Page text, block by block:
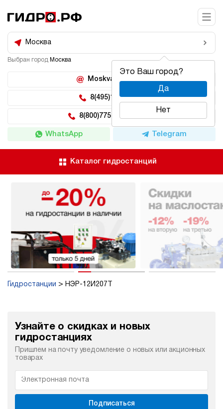
Москва
Это Ваш город?
Да
Нет
Выбран город Москва
Moskva@hidro.ru
8(495)150-04-62
8(800)775-04-62 доб 2
WhatsApp Telegram
Каталог гидростанций
Гидростанции НЭР-12И207Т
Узнайте о скидках и новых
гидростанциях
Пришлем на почту уведомление о новых или акционных
товарах
Подписаться